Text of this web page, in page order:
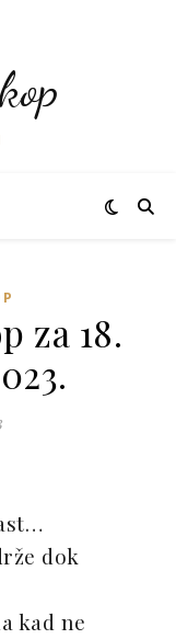
za 18.
dok
kad ne